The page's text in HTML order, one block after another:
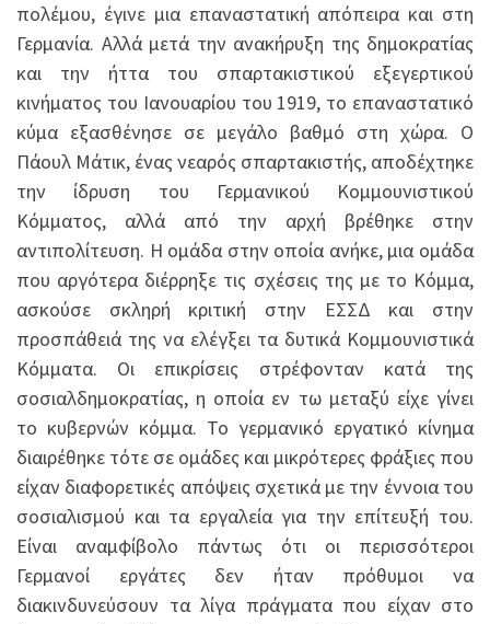
πολέμου, έγινε μια επαναστατική απόπειρα και στη
Γερμανία. Αλλά μετά την ανακήρυξη της δημοκρατίας
και την ήττα του σπαρτακιστικού εξεγερτικού
κινήματος του Ιανουαρίου του 1919, το επαναστατικό
κύμα εξασθένησε σε μεγάλο βαθμό στη χώρα. Ο
Πάουλ Μάτικ, ένας νεαρός σπαρτακιστής, αποδέχτηκε
την ίδρυση του Γερμανικού Κομμουνιστικού
Κόμματος, αλλά από την αρχή βρέθηκε στην
αντιπολίτευση. Η ομάδα στην οποία ανήκε, μια ομάδα
που αργότερα διέρρηξε τις σχέσεις της με το Κόμμα,
ασκούσε σκληρή κριτική στην ΕΣΣΔ και στην
προσπάθειά της να ελέγξει τα δυτικά Κομμουνιστικά
Κόμματα. Οι επικρίσεις στρέφονταν κατά της
σοσιαλδημοκρατίας, η οποία εν τω μεταξύ είχε γίνει
το κυβερνών κόμμα. Το γερμανικό εργατικό κίνημα
διαιρέθηκε τότε σε ομάδες και μικρότερες φράξιες που
είχαν διαφορετικές απόψεις σχετικά με την έννοια του
σοσιαλισμού και τα εργαλεία για την επίτευξή του.
Είναι αναμφίβολο πάντως ότι οι περισσότεροι
Γερμανοί εργάτες δεν ήταν πρόθυμοι να
διακινδυνεύσουν τα λίγα πράγματα που είχαν στο